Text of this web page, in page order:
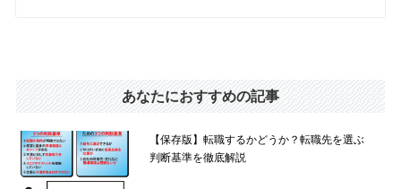
あなたにおすすめの記事
【保存版】転職するかどうか？転職先を選ぶ
判断基準を徹底解説